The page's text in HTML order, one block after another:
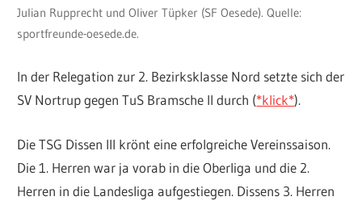
Julian Rupprecht und Oliver Tüpker (SF Oesede). Quelle:
sportfreunde-oesede.de.
In der Relegation zur 2. Bezirksklasse Nord setzte sich der
SV Nortrup gegen TuS Bramsche II durch (*klick*).
Die TSG Dissen III krönt eine erfolgreiche Vereinssaison.
Die 1. Herren war ja vorab in die Oberliga und die 2.
Herren in die Landesliga aufgestiegen. Dissens 3. Herren